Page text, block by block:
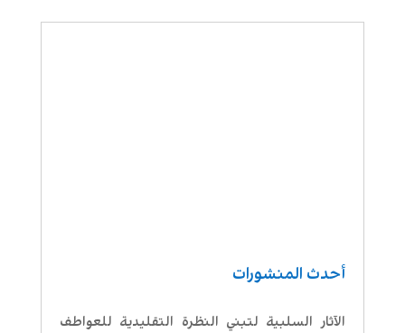
أحدث المنشورات
الآثار السلبية لتبني النظرة التقليدية للعواطف